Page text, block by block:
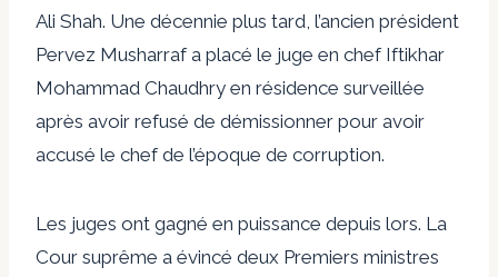
Ali Shah. Une décennie plus tard, l’ancien président
Pervez Musharraf a placé le juge en chef Iftikhar
Mohammad Chaudhry en résidence surveillée
après avoir refusé de démissionner pour avoir
accusé le chef de l’époque de corruption.
Les juges ont gagné en puissance depuis lors. La
Cour suprême a évincé deux Premiers ministres